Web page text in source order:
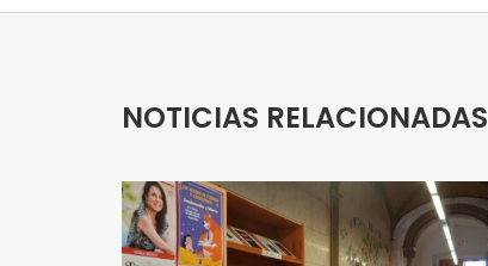
NOTICIAS RELACIONADAS